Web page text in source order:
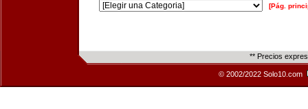
[Pág.
** Precios
© 2002/2022 Solo10.com